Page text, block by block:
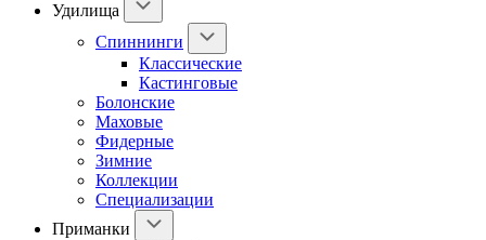
Удилища
Спиннинги
Классические
Кастинговые
Болонские
Маховые
Фидерные
Зимние
Коллекции
Специализации
Приманки